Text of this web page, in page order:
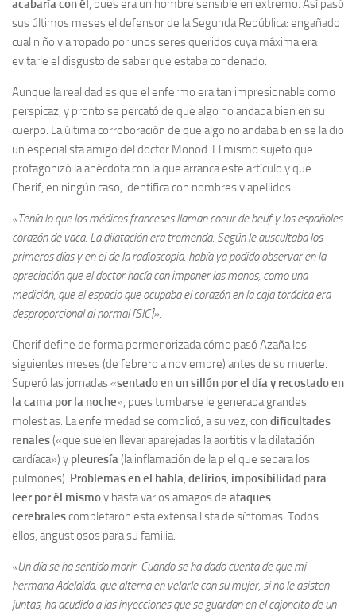
acabaría con él, pues era un hombre sensible en extremo. Así pasó
sus últimos meses el defensor de la Segunda República: engañado
cual niño y arropado por unos seres queridos cuya máxima era
evitarle el disgusto de saber que estaba condenado.
Aunque la realidad es que el enfermo era tan impresionable como
perspicaz, y pronto se percató de que algo no andaba bien en su
cuerpo. La última corroboración de que algo no andaba bien se la dio
un especialista amigo del doctor Monod. El mismo sujeto que
protagonizó la anécdota con la que arranca este artículo y que
Cherif, en ningún caso, identifica con nombres y apellidos.
«Tenía lo que los médicos franceses llaman coeur de beuf y los españoles
corazón de vaca. La dilatación era tremenda. Según le auscultaba los
primeros días y en el de la radioscopia, había ya podido observar en la
apreciación que el doctor hacía con imponer las manos, como una
medición, que el espacio que ocupaba el corazón en la caja torácica era
desproporcional al normal [SIC]».
Cherif define de forma pormenorizada cómo pasó Azaña los
siguientes meses (de febrero a noviembre) antes de su muerte.
Superó las jornadas «sentado en un sillón por el día y recostado en
la cama por la noche», pues tumbarse le generaba grandes
molestias. La enfermedad se complicó, a su vez, con dificultades
renales(«que suelen llevar aparejadas la aortitis y la dilatación
cardíaca») y pleuresía(la inflamación de la piel que separa los
pulmones). Problemas en el habla, delirios, imposibilidad para
leer por él mismoy hasta varios amagos de ataques
cerebralescompletaron esta extensa lista de síntomas. Todos
ellos, angustiosos para su familia.
«Un día se ha sentido morir. Cuando se ha dado cuenta de que mi
hermana Adelaida, que alterna en velarle con su mujer, si no le asisten
juntas, ha acudido a las inyecciones que se guardan en el cajoncito de un